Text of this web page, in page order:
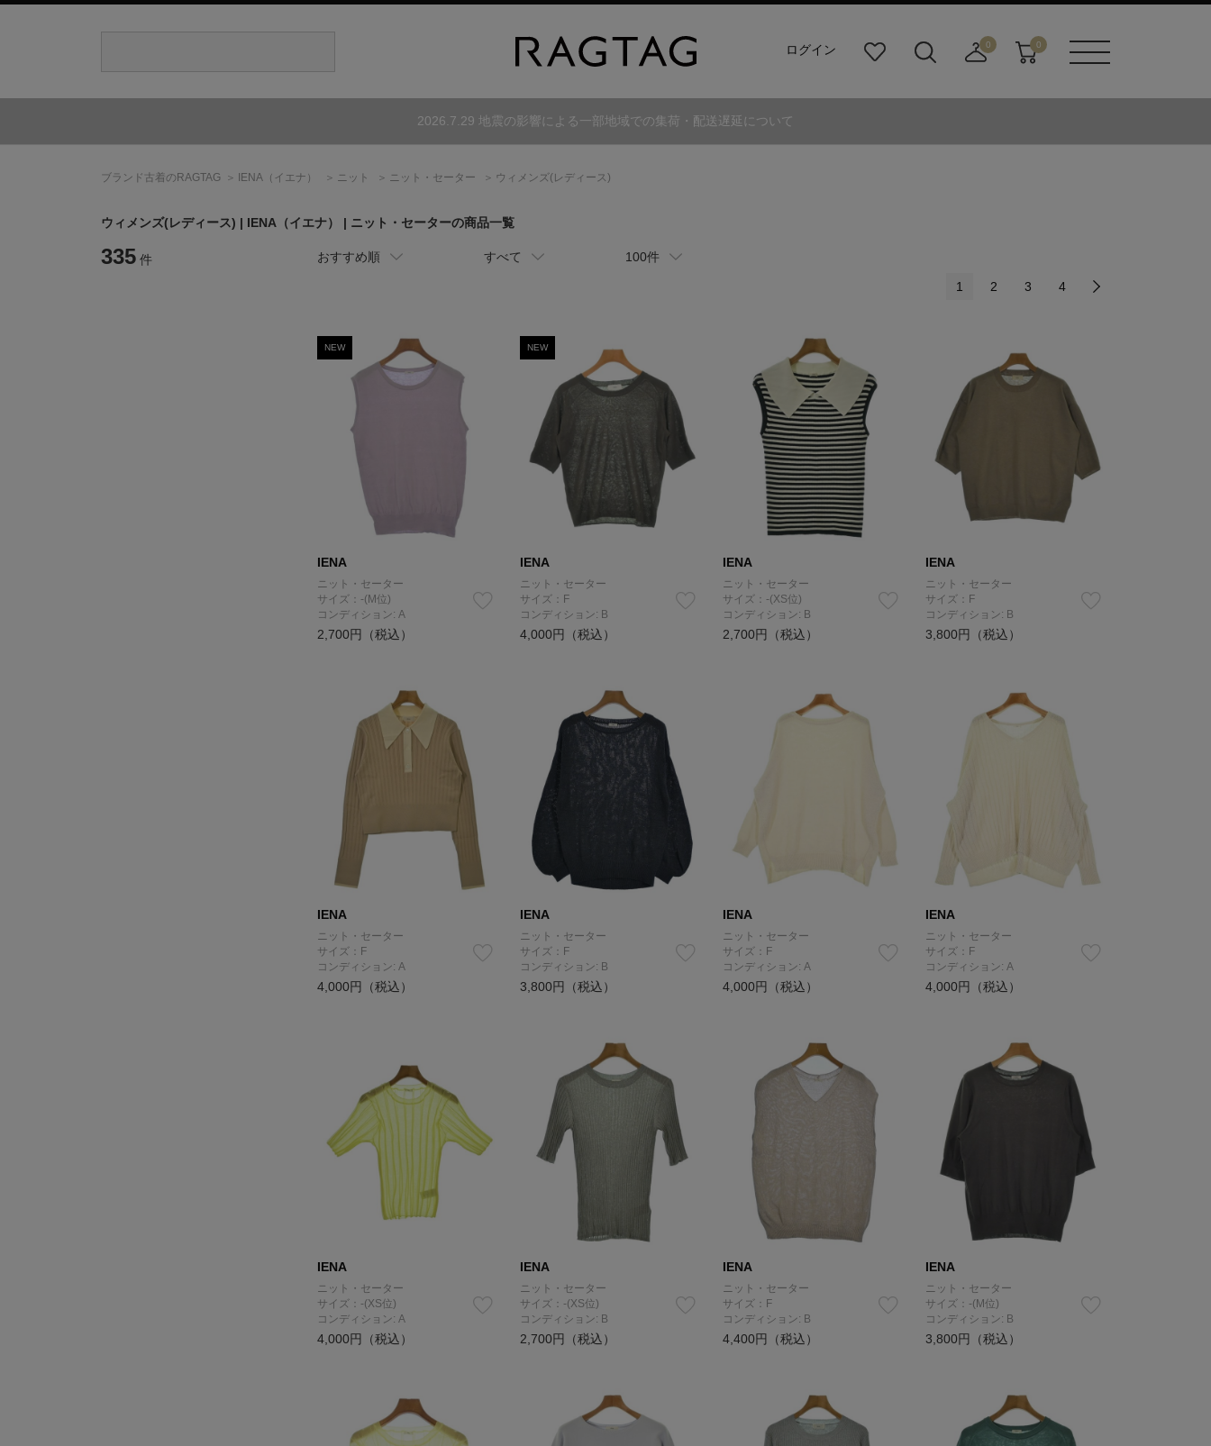
ログイン
り
ダ
0
寄
0
2026.7.29 地震の影響による一部地域での集荷・配送遅延について
ブランド古着のRAGTAG IENA （イエナ） ニット ニット・セーター ウィメンズ(レディース)
ウィメンズ(レディース) | IENA （イエナ） | ニット・セーターの商品一覧
335 件 おすすめ順 すべて 100件
1 2 3 4
NEW
IENA
ニット・セーター
サイズ：-(M位)
コンディション: A
2,700円（税込）
NEW
IENA
ニット・セーター
サイズ：F
コンディション: B
4,000円（税込）
IENA
ニット・セーター
サイズ：-(XS位)
コンディション: B
2,700円（税込）
IENA
ニット・セーター
サイズ：F
コンディション: B
3,800円（税込）
IENA
ニット・セーター
サイズ：F
コンディション: A
4,000円（税込）
IENA
ニット・セーター
サイズ：F
コンディション: B
3,800円（税込）
IENA
ニット・セーター
サイズ：F
コンディション: A
4,000円（税込）
IENA
ニット・セーター
サイズ：F
コンディション: A
4,000円（税込）
IENA
ニット・セーター
サイズ：-(XS位)
コンディション: A
4,000円（税込）
IENA
ニット・セーター
サイズ：-(XS位)
コンディション: B
2,700円（税込）
IENA
ニット・セーター
サイズ：F
コンディション: B
4,400円（税込）
IENA
ニット・セーター
サイズ：-(M位)
コンディション: B
3,800円（税込）